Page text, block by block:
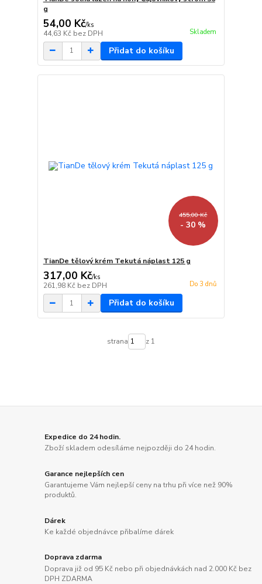
g
54,00 Kč/ks
44,63 Kč bez DPH Skladem
Přidat do košíku
455,00 Kč
- 30 %
TianDe tělový krém Tekutá náplast 125 g
317,00 Kč/ks
261,98 Kč bez DPH Do 3 dnů
Přidat do košíku
strana z 1
Expedice do 24 hodin.
Zboží skladem odesíláme nejpozději do 24 hodin.
Garance nejlepších cen
Garantujeme Vám nejlepší ceny na trhu při více než 90%
produktů.
Dárek
Ke každé objednávce přibalíme dárek
Doprava zdarma
Doprava již od 95 Kč nebo při objednávkách nad 2.000 Kč bez
DPH ZDARMA